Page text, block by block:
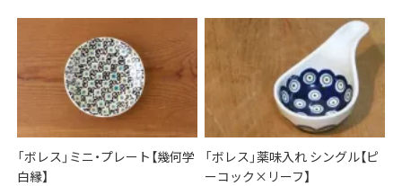
「ボレス」ミニ・プレート【幾何学
白縁】
「ボレス」薬味入れ シングル【ピ
ーコック×リーフ】